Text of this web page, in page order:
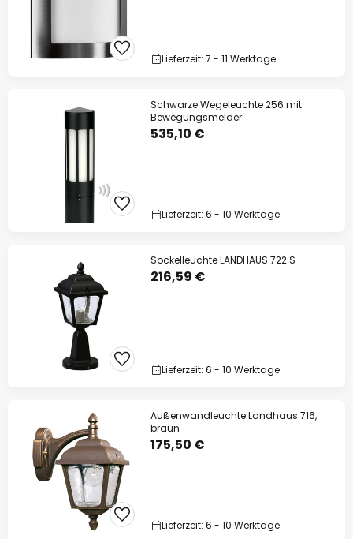
Lieferzeit: 7 - 11 Werktage
Schwarze Wegeleuchte 256 mit
Bewegungsmelder
535,10 €
Lieferzeit: 6 - 10 Werktage
Sockelleuchte LANDHAUS 722 S
216,59 €
Lieferzeit: 6 - 10 Werktage
Außenwandleuchte Landhaus 716,
braun
175,50 €
Lieferzeit: 6 - 10 Werktage